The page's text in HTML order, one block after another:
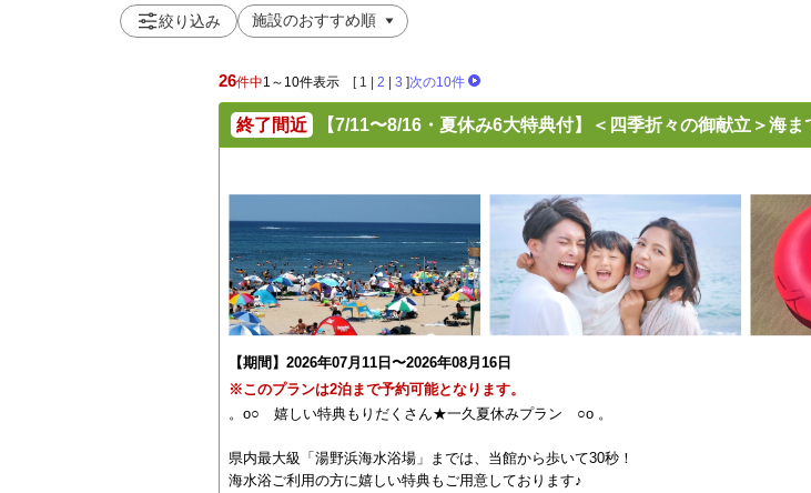
絞り込み
26件中1～10件表示 [ 1 2 3 ]次の10件
終了間近 【7/11〜8/16・夏休み6大特典付】＜四季折々の御献立＞海
【期間】2026年07月11日〜2026年08月16日
※このプランは2泊まで予約可能となります。
。o○ 嬉しい特典もりだくさん★一久夏休みプラン ○o 。
県内最大級「湯野浜海水浴場」までは、当館から歩いて30秒！
海水浴ご利用の方に嬉しい特典もご用意しております♪